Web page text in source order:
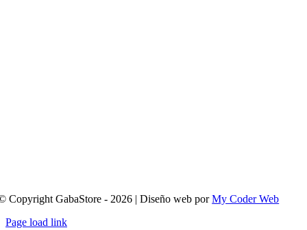
Copyright GabaStore - 2026 | Diseño web porMy Coder Web
Page load link